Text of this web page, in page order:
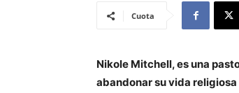
Cuota
Nikole Mitchell, es una
abandonar su vida